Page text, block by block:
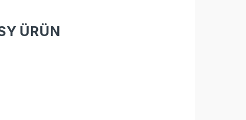
ÜRÜN